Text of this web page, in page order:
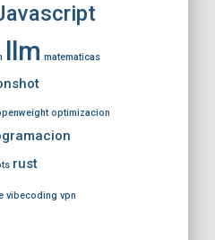
llm matematicas
optimizacion
rust
vibecoding vpn